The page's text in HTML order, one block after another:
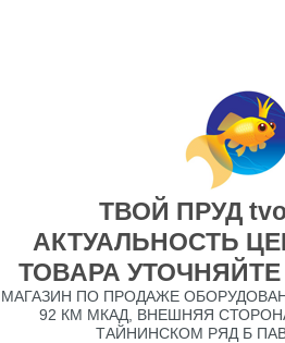
ТВОЙ ПРУД
АКТУАЛЬНОСТЬ
ТОВАРА
МАГАЗИН ПО ПРОДАЖЕ
92 КМ МКАД, ВНЕШНЯЯ
ТАЙНИНСКОМ РЯД Б